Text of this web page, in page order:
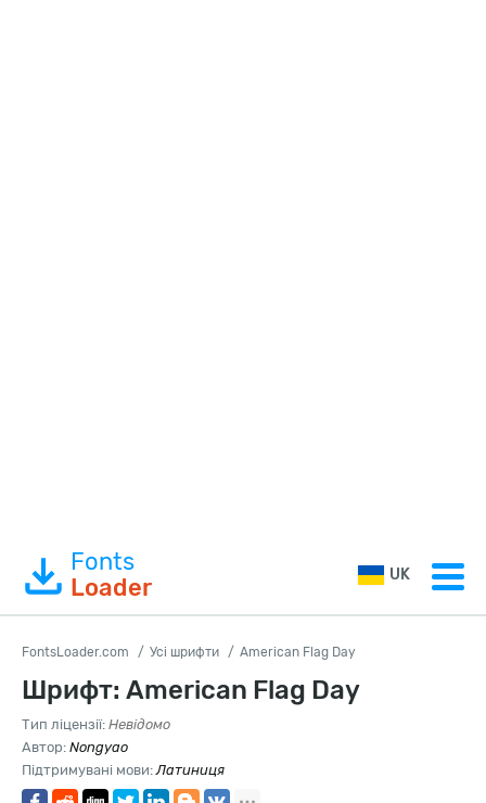
Fonts
Loader
UK
FontsLoader.com Усі шрифти American Flag Day
Шрифт: American Flag Day
Тип ліцензії: Невідомо
Автор: Nongyao
Підтримувані мови:Латиниця